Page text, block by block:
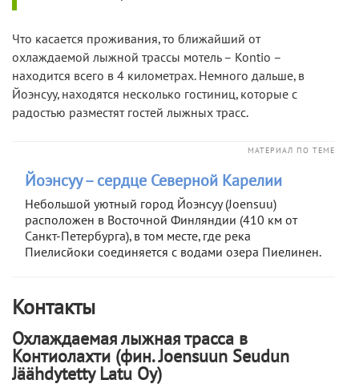
Что касается проживания, то ближайший от
охлаждаемой лыжной трассы мотель – Kontio –
находится всего в 4 километрах. Немного дальше, в
Йоэнсуу, находятся несколько гостиниц, которые с
радостью разместят гостей лыжных трасс.
МАТЕРИАЛ ПО ТЕМЕ
Йоэнсуу – сердце Северной Карелии
Небольшой уютный город Йоэнсуу (Joensuu)
расположен в Восточной Финляндии (410 км от
Санкт-Петербурга), в том месте, где река
Пиелисйоки соединяется с водами озера Пиелинен.
Контакты
Охлаждаемая лыжная трасса в
Контиолахти (фин. Joensuun Seudun
Jäähdytetty Latu Oy)